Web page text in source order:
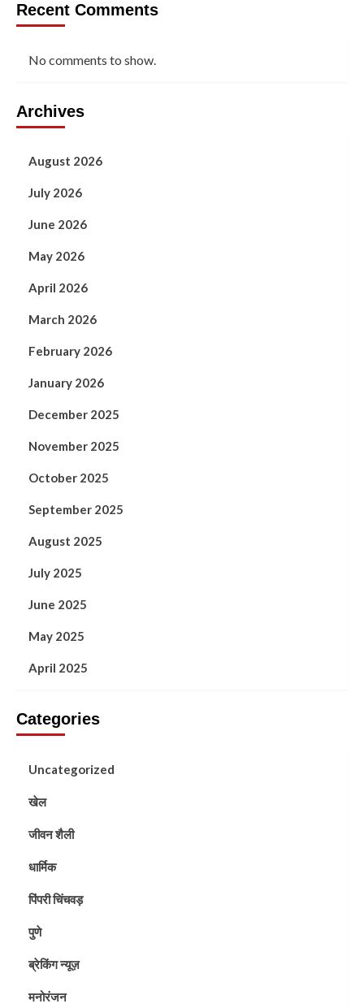
Recent Comments
No comments to show.
Archives
August 2026
July 2026
June 2026
May 2026
April 2026
March 2026
February 2026
January 2026
December 2025
November 2025
October 2025
September 2025
August 2025
July 2025
June 2025
May 2025
April 2025
Categories
Uncategorized
खेल
जीवन शैली
धार्मिक
पिंपरी चिंचवड़
पुणे
ब्रेकिंग न्यूज़
मनोरंजन